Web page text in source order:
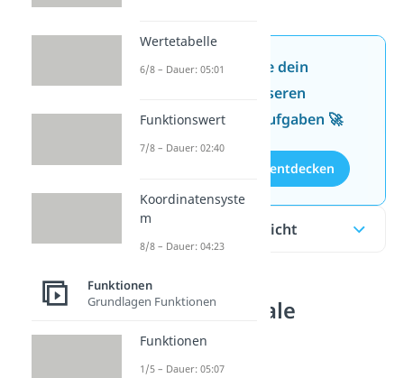
Jetzt neu: Teste dein
Wissen mit unseren
kostenlosen Aufgaben 🚀
Aufgaben entdecken
Inhaltsübersicht
Ganzrationale
Funktionen
Nullstellen
Wertetabelle
6/8 – Dauer: 05:01
Funktionswert
7/8 – Dauer: 02:40
Koordinatensyste
m
8/8 – Dauer: 04:23
Funktionen
Grundlagen Funktionen
Funktionen
1/5 – Dauer: 05:07